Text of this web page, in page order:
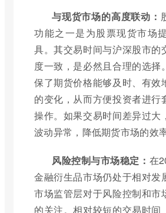
与现货市场的高度联动：
功能之一是为股票现货市场
具。其交易时间与沪深股市的
度一致，是必然且合理的选择
保了期货价格能够及时、有效
的变化，从而方便投资者进行
操作。如果交易时间差异过大
波动异常，降低期货市场的效率
风险控制与市场稳定： 在
金融衍生品市场仍处于相对发
市场监管层对于风险控制和市
的关注。相对较短的交易时间